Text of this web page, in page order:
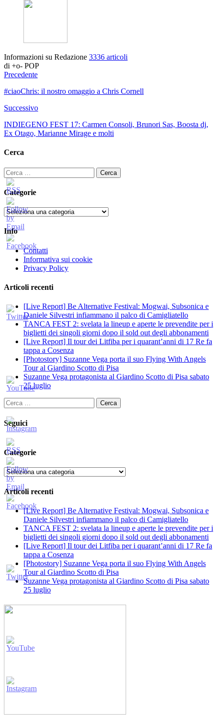
Informazioni su Redazione 3336 articoli
di +o- POP
Precedente
#ciaoChris: il nostro omaggio a Chris Cornell
Successivo
INDIEGENO FEST 17: Carmen Consoli, Brunori Sas, Boosta dj,
Ex Otago, Marianne Mirage e molti
Cerca
Ricerca
per:
Categorie
Categorie
Info
Contatti
Informativa sui cookie
Privacy Policy
Articoli recenti
[Live Report] Be Alternative Festival: Mogwai, Subsonica e
Daniele Silvestri infiammano il palco di Camigliatello
TANCA FEST 2: svelata la lineup e aperte le prevendite per i
biglietti dei singoli giorni dopo il sold out degli abbonamenti
[Live Report] Il tour dei Litfiba per i quarant’anni di 17 Re fa
tappa a Cosenza
[Photostory] Suzanne Vega porta il suo Flying With Angels
Tour al Giardino Scotto di Pisa
Suzanne Vega protagonista al Giardino Scotto di Pisa sabato
25 luglio
Ricerca
per:
Seguici
Categorie
Categorie
Articoli recenti
[Live Report] Be Alternative Festival: Mogwai, Subsonica e
Daniele Silvestri infiammano il palco di Camigliatello
TANCA FEST 2: svelata la lineup e aperte le prevendite per i
biglietti dei singoli giorni dopo il sold out degli abbonamenti
[Live Report] Il tour dei Litfiba per i quarant’anni di 17 Re fa
tappa a Cosenza
[Photostory] Suzanne Vega porta il suo Flying With Angels
Tour al Giardino Scotto di Pisa
Suzanne Vega protagonista al Giardino Scotto di Pisa sabato
25 luglio